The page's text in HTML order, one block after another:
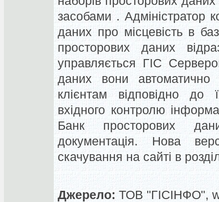
засобами . Адміністратор
даних про місцевість в
просторових даних
управляється ГІС
даних вони автоматично
клієнтам відповідно до
вхідного контролю
Банк просторових
документація. Нова
скачування на сайті в
Джерело: ТОВ "ГІСІНФО",